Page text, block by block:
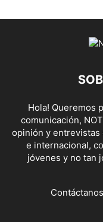
Hola! Queremos
comunicación,
opinión y
e internacional,
jóvenes y no tan